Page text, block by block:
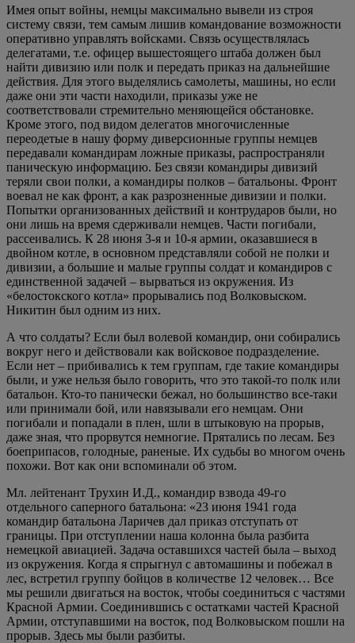
Имея опыт войны, немцы максимально вывели из строя
систему связи, тем самым лишив командование возможности
оперативно управлять войсками. Связь осуществлялась
делегатами, т.е. офицер вышестоящего штаба должен был
найти дивизию или полк и передать приказ на дальнейшие
действия. Для этого выделялись самолеты, машины, но если
даже они эти части находили, приказы уже не
соответствовали стремительно меняющейся обстановке.
Кроме этого, под видом делегатов многочисленные
переодетые в нашу форму диверсионные группы немцев
передавали командирам ложные приказы, распространяли
паническую информацию. Без связи командиры дивизий
теряли свои полки, а командиры полков – батальоны. Фронт
воевал не как фронт, а как разрозненные дивизии и полки.
Попытки организованных действий и контрударов были, но
они лишь на время сдерживали немцев. Части погибали,
рассеивались. К 28 июня 3-я и 10-я армии, оказавшиеся в
двойном котле, в основном представляли собой не полки и
дивизии, а большие и малые группы солдат и командиров с
единственной задачей – вырваться из окружения. Из
«белостокского котла» прорывались под Волковыском.
Никитин был одним из них.
А что солдаты? Если был волевой командир, они собирались
вокруг него и действовали как войсковое подразделение.
Если нет – прибивались к тем группам, где такие командиры
были, и уже нельзя было говорить, что это такой-то полк или
батальон. Кто-то панически бежал, но большинство все-таки
или принимали бой, или навязывали его немцам. Они
погибали и попадали в плен, шли в штыковую на прорыв,
даже зная, что прорвутся немногие. Прятались по лесам. Без
боеприпасов, голодные, раненые. Их судьбы во многом очень
похожи. Вот как они вспоминали об этом.
Мл. лейтенант Трухин И.Д., командир взвода 49-го
отдельного саперного батальона: «23 июня 1941 года
командир батальона Ларичев дал приказ отступать от
границы. При отступлении наша колонна была разбита
немецкой авиацией. Задача оставшихся частей была – выход
из окружения. Когда я спрыгнул с автомашины и побежал в
лес, встретил группу бойцов в количестве 12 человек… Все
мы решили двигаться на восток, чтобы соединиться с частями
Красной Армии. Соединившись с остатками частей Красной
Армии, отступавшими на восток, под Волковыском пошли на
прорыв. Здесь мы были разбиты.